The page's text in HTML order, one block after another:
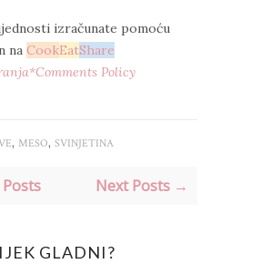
izračunate pomoću
na CookEatShare
Policy
, MESO, SVINJETINA
Next Posts →
GLADNI?